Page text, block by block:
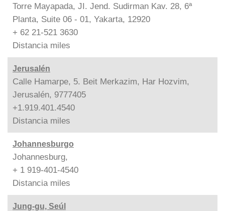
Torre Mayapada, JI. Jend. Sudirman Kav. 28, 6ª
Planta, Suite 06 - 01, Yakarta, 12920
+ 62 21-521 3630
Distancia miles
Jerusalén
Calle Hamarpe, 5. Beit Merkazim, Har Hozvim,
Jerusalén, 9777405
+1.919.401.4540
Distancia miles
Johannesburgo
Johannesburg,
+ 1 919-401-4540
Distancia miles
Jung-gu, Seúl